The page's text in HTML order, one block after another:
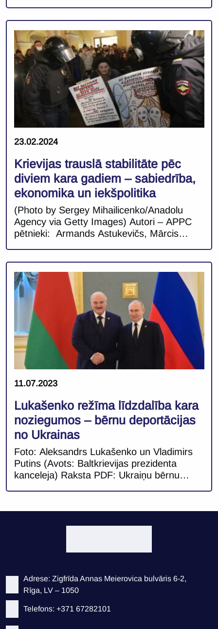
apskatīta īstenotā migrācijas hibrīdoperācija
uz Baltkrievijas robežas ar ES dalībvalstīm,
pēdējo mēnešu laikā aizvien aktuālāk
Baltkrievijas maldīgo vēstījumu telpā tiek
akcentēta militāro draudu dimensija. Šādas
informatīvās ietekmes aktivitātes ir daļa […]
23.02.2024
Krievijas trauslā stabilitāte pēc
diviem kara gadiem – sabiedrība,
ekonomika un iekšpolitika
(Photo by Sergey Mihailicenko/Anadolu
Agency via Getty Images) Autori – APPC
pētnieki: Armands Astukevičs, Mārcis
situācija frontē, bet arī Krievijas iekšpolitika,
sabiedrība un ekonomikā ir piedzīvojusi
pārmaiņas un aizvien vairāk ir vērojama
“kara migla”. Kādi ir […]
11.07.2023
Lukašenko režīma līdzdalība kara
noziegumos – bērnu deportācijas
no Ukrainas
Foto: Aleksandrs Lukašenko un Vladimirs
Putins (Avots: Baltkrievijas prezidenta
kanceleja) Raksta PDF: Ukraiņu bērnu
gada martā Starptautiskā krimināltiesa
teritorijām[1]. Starptautisko tiesību
kontekstā Krievijas […]
Adrese: Zigfrīda Annas Meierovica bulvāris 6-2,
Rīga, LV – 1050
Telefons: +371 67282101